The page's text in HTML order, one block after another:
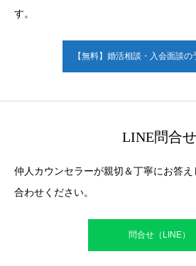
す。
【無料】婚活相談・入会面談の
LINE問合せ
仲人カウンセラーが親切＆丁寧にお答
合わせください。
問合せ（LINE）